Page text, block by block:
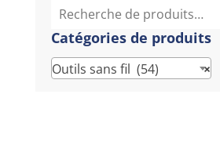
Recherche
pour :
Catégories de produits
×
Outils sans fil (54)